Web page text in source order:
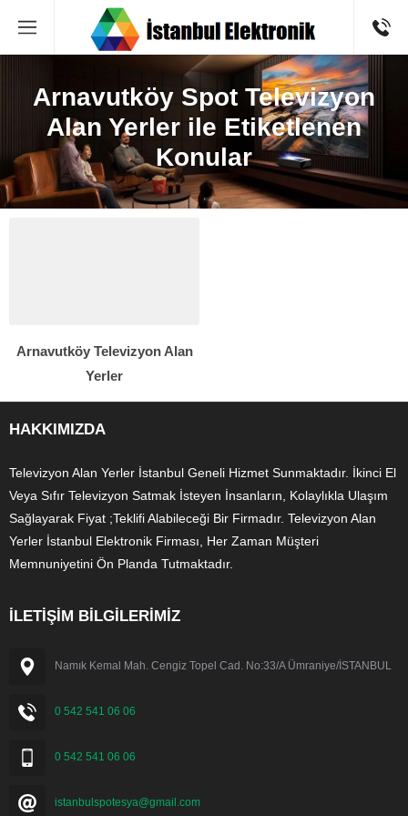
Arnavutköy Spot Televizyon
Alan Yerler ile Etiketlenen
Konular
Arnavutköy Televizyon Alan
Yerler
HAKKIMIZDA
Televizyon Alan Yerler İstanbul Geneli Hizmet Sunmaktadır. İkinci El
Veya Sıfır Televizyon Satmak İsteyen İnsanların, Kolaylıkla Ulaşım
Sağlayarak Fiyat ;Teklifi Alabileceği Bir Firmadır. Televizyon Alan
Yerler İstanbul Elektronik Firması, Her Zaman Müşteri
Memnuniyetini Ön Planda Tutmaktadır.
İLETİŞİM BİLGİLERİMİZ
Namık Kemal Mah. Cengiz Topel Cad. No:33/A Ümraniye/İSTANBUL
0 542 541 06 06
0 542 541 06 06
istanbulspotesya@gmail.com